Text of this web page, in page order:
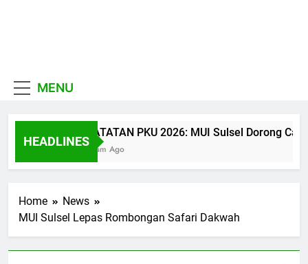
MENU
HEADLINES
CATATAN PKU 2026: MUI Sulsel Dorong
3 Jam Ago
Home
News
MUI Sulsel Lepas Rombongan Safari Dakwah